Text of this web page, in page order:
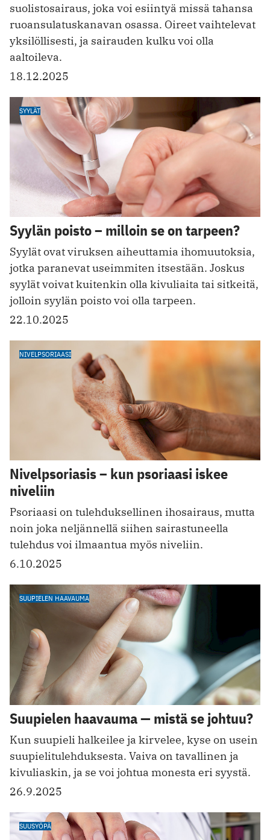
suolistosairaus, joka voi esiintyä missä tahansa
ruoansulatuskanavan osassa. Oireet vaihtelevat
yksilöllisesti, ja sairauden kulku voi olla
aaltoileva.
18.12.2025
SYYLÄT
Syylän poisto – milloin se on tarpeen?
Syylät ovat viruksen aiheuttamia ihomuutoksia,
jotka paranevat useimmiten itsestään. Joskus
syylät voivat kuitenkin olla kivuliaita tai sitkeitä,
jolloin syylän poisto voi olla tarpeen.
22.10.2025
NIVELPSORIAASI
Nivelpsoriasis – kun psoriaasi iskee
niveliin
Psoriaasi on tulehduksellinen ihosairaus, mutta
noin joka neljännellä siihen sairastuneella
tulehdus voi ilmaantua myös niveliin.
6.10.2025
SUUPIELEN HAAVAUMA
Suupielen haavauma — mistä se johtuu?
Kun suupieli halkeilee ja kirvelee, kyse on usein
suupielitulehduksesta. Vaiva on tavallinen ja
kivuliaskin, ja se voi johtua monesta eri syystä.
26.9.2025
SUUSYÖPÄ